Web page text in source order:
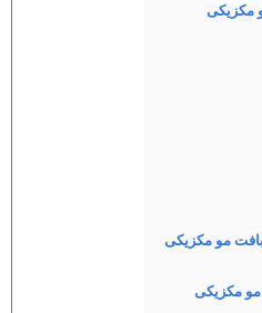
مکزیکی
بافت مو مکزیکی
مو مکزیکی